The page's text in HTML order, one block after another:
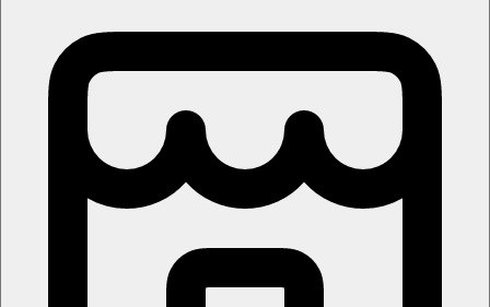
Dvoulůžkový pokoj, výhled na moře
Dvoulůžkový pokoj, Annex, výhled do zahrady:
přízemní
pokoje dokončené v roce 2024 situovány v zahradě mimo hlavní
Rodinný pokoj, 2 ložnice:
2 oddělené ložnice,
Možnost vyžádat 4 dvoulůžkové pokoje pro handicapované
klienty.
Písečná pláž s oblázky přímo u hotelu, bar na pláži, lehátka,
slunečníky a osušky zdarma.